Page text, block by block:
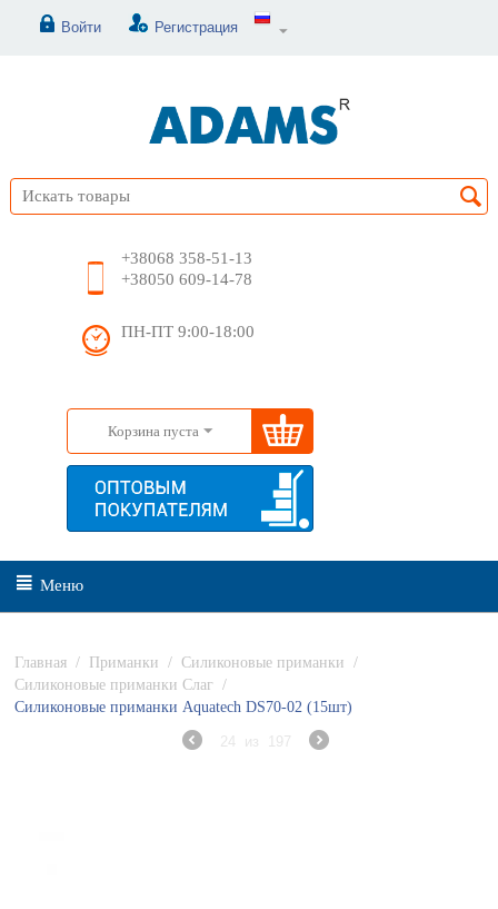
Войти Регистрация
+38068 358-51-13
+38050 609-14-78
ПН-ПТ 9:00-18:00
Корзина пуста
Меню
Главная / Приманки / Силиконовые приманки
/
Силиконовые приманки Слаг /
Силиконовые приманки Aquatech DS70-02 (15шт)
24 из 197